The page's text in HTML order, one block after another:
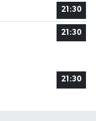
21:30
21:30
21:30